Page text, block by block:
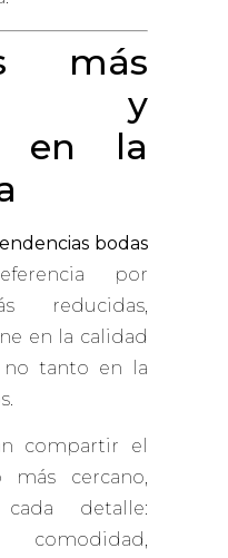
más
y
en la
bodas
por
reducidas,
en la calidad
no tanto en la
compartir el
cercano,
detalle: